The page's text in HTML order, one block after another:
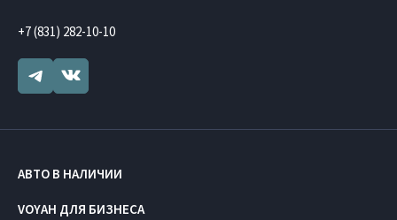
+7 (831) 282-10-10
АВТО В НАЛИЧИИ
VOYAH ДЛЯ БИЗНЕСА